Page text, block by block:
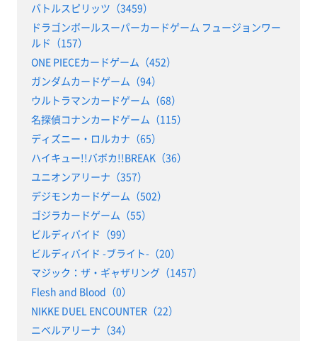
バトルスピリッツ（3459）
ドラゴンボールスーパーカードゲーム フュージョンワー
ルド（157）
ONE PIECEカードゲーム（452）
ガンダムカードゲーム（94）
ウルトラマンカードゲーム（68）
名探偵コナンカードゲーム（115）
ディズニー・ロルカナ（65）
ハイキュー!!バボカ!!BREAK（36）
ユニオンアリーナ（357）
デジモンカードゲーム（502）
ゴジラカードゲーム（55）
ビルディバイド（99）
ビルディバイド -ブライト-（20）
マジック：ザ・ギャザリング（1457）
Flesh and Blood（0）
NIKKE DUEL ENCOUNTER（22）
ニベルアリーナ（34）